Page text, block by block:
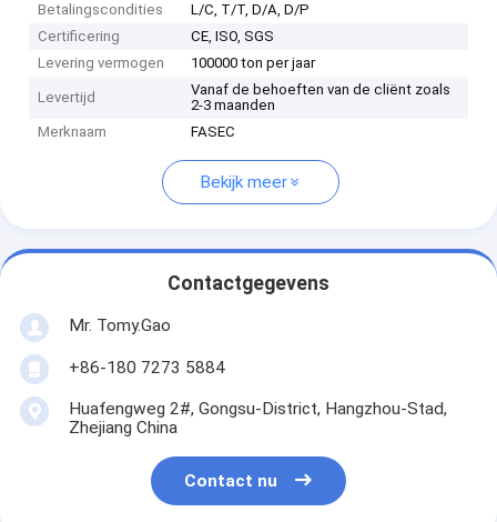
Betalingscondities
L/C, T/T, D/A, D/P
Certificering
CE, ISO, SGS
Levering vermogen
100000 ton per jaar
Levertijd
Vanaf de behoeften van de cliënt zoals
2-3 maanden
Merknaam
FASEC
Bekijk meer
Contactgegevens
Mr. Tomy.Gao
+86-180 7273 5884
Huafengweg 2#, Gongsu-District, Hangzhou-Stad,
Zhejiang China
Contact nu